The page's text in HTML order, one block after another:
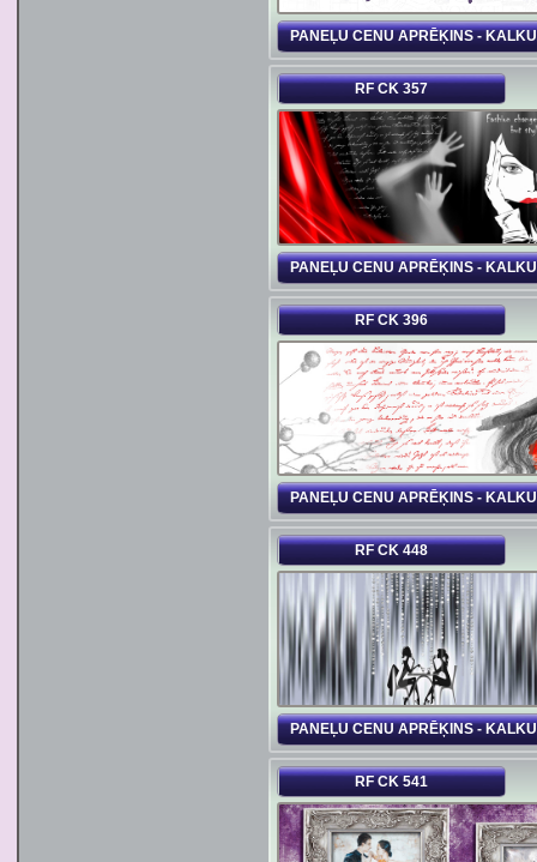
PANEĻU CENU APRĒĶINS -
RF CK 357
PANEĻU CENU APRĒĶINS -
RF CK 396
PANEĻU CENU APRĒĶINS -
RF CK 448
PANEĻU CENU APRĒĶINS -
RF CK 541